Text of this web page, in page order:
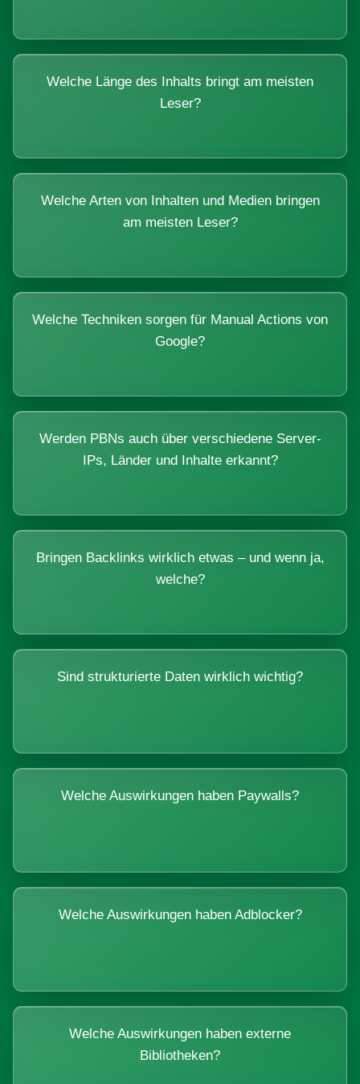
Welche Länge des Inhalts bringt am meisten
Leser?
Welche Arten von Inhalten und Medien bringen
am meisten Leser?
Welche Techniken sorgen für Manual Actions von
Google?
Werden PBNs auch über verschiedene Server-
IPs, Länder und Inhalte erkannt?
Bringen Backlinks wirklich etwas – und wenn ja,
welche?
Sind strukturierte Daten wirklich wichtig?
Welche Auswirkungen haben Paywalls?
Welche Auswirkungen haben Adblocker?
Welche Auswirkungen haben externe
Bibliotheken?